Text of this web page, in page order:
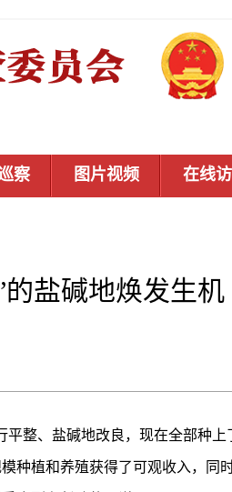
察 图片视频 在线
的盐碱地焕发生机
整、盐碱地改良，现在全部种
种植和养殖获得了可观收入，同